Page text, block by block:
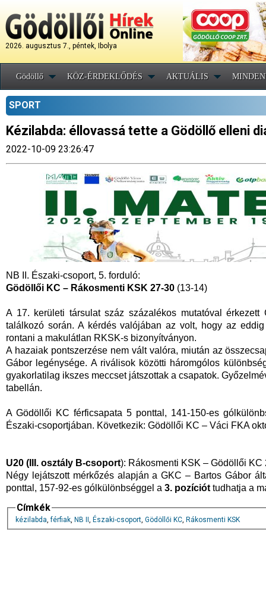
2026. augusztus 7., péntek, Ibolya
Gödöllő KÖZ-ÉRDEKLŐDÉS AKTUÁLIS
SPORT
Kézilabda: éllovassá tette a Gödöllő elleni
2022-10-09 23:26:47
NB II. Északi-csoport, 5. forduló:
Gödöllői KC – Rákosmenti KSK 27-30 (13-14)
A 17. kerületi társulat száz százalékos mutatóval
találkozó során. A kérdés valójában az volt, hogy az
rontani a makulátlan RKSK-s bizonyítványon.
A hazaiak pontszerzése nem vált valóra, miután az
Gábor legénysége. A riválisok közötti háromgólos
gyakorlatilag ikszes meccset játszottak a csapatok.
tabellán.
A Gödöllői KC férficsapata 5 ponttal, 141-150-es
Északi-csoportjában. Következik: Gödöllői KC – Váci FKA
U20 (III. osztály B-csoport): Rákosmenti KSK – Gödöllői KC
Négy lejátszott mérkőzés alapján a GKC – Bartos Gábor
ponttal, 157-92-es gólkülönbséggel a 3. pozícióttudhatja a
Címkék
kézilabda,férfiak, NB II , Északi-csoport, Gödöllői KC, Rákosmenti KSK